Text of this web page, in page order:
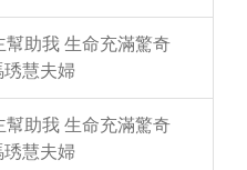
助我 生命充滿驚奇
琇慧夫婦
助我 生命充滿驚奇
琇慧夫婦